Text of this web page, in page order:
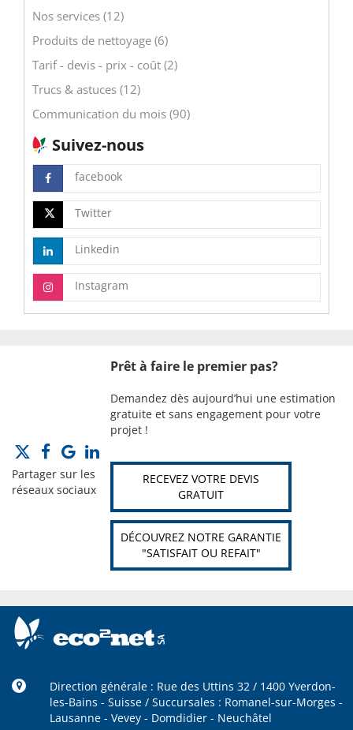
Nos services (12)
Produits de nettoyage (6)
Tarif - devis - prix - coût (2)
Trucs & astuces (12)
Communication du mois (90)
Suivez-nous
facebook
Twitter
Linkedin
Instagram
Partager sur les
réseaux sociaux
Prêt à faire le premier pas?
Demandez dès aujourd’hui une estimation
gratuite et sans engagement pour votre
projet !
RECEVEZ VOTRE DEVIS
GRATUIT
DÉCOUVREZ NOTRE GARANTIE
"SATISFAIT OU REFAIT"
Direction générale : Rue des Uttins 32 / 1400 Yverdon-
les-Bains - Suisse / Succursales : Romanel-sur-Morges -
Lausanne - Vevey - Domdidier - Neuchâtel